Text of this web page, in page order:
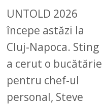
UNTOLD 2026
începe astăzi la
Cluj-Napoca. Sting
a cerut o bucătărie
pentru chef-ul
personal, Steve